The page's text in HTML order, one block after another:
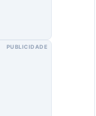
PUBLICIDADE